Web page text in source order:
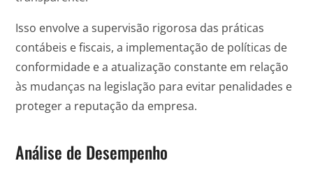
Isso envolve a supervisão rigorosa das práticas
contábeis e fiscais, a implementação de políticas de
conformidade e a atualização constante em relação
às mudanças na legislação para evitar penalidades e
proteger a reputação da empresa.
Análise de Desempenho